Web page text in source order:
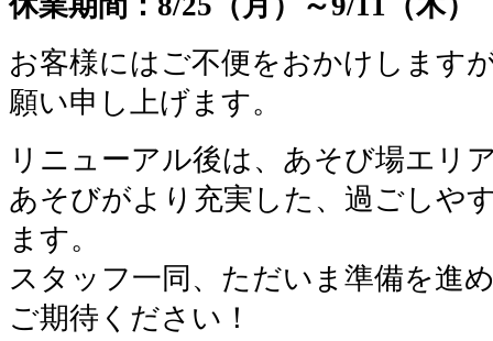
お客様にはご不便をおかけします
願い申し上げます。
リニューアル後は、あそび場エリ
あそびがより充実した、過ごしや
ます。
スタッフ一同、ただいま準備を進
ご期待ください！